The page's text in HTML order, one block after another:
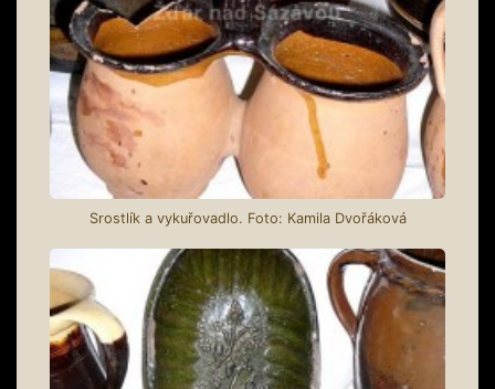
Srostlík a vykuřovadlo. Foto: Kamila Dvořáková